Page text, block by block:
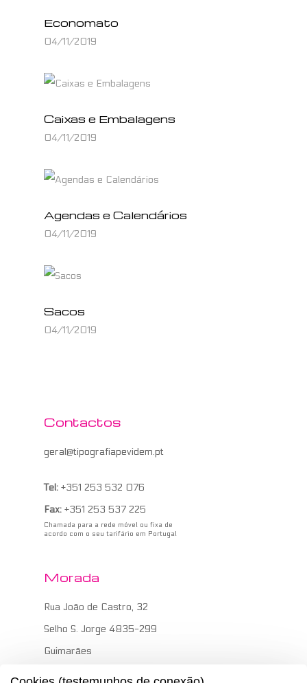
Economato
04/11/2019
Caixas e Embalagens
04/11/2019
Agendas e Calendários
04/11/2019
Sacos
04/11/2019
Contactos
geral@tipografiapevidem.pt
Tel: +351 253 532 076
Fax: +351 253 537 225
Chamada para a rede móvel ou fixa de
acordo com o seu tarifário em Portugal
Morada
Rua João de Castro, 32
Selho S. Jorge 4835-299
Guimarães